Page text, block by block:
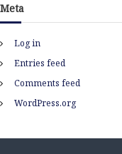
Meta
Log in
Entries feed
Comments feed
WordPress.org